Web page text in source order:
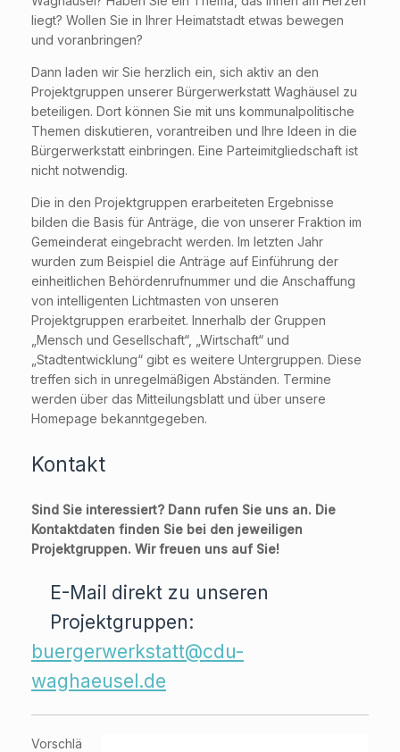
liegt? Wollen Sie in Ihrer Heimatstadt etwas bewegen
und voranbringen?
Dann laden wir Sie herzlich ein, sich aktiv an den
Projektgruppen unserer Bürgerwerkstatt Waghäusel zu
beteiligen. Dort können Sie mit uns kommunalpolitische
Themen diskutieren, vorantreiben und Ihre Ideen in die
Bürgerwerkstatt einbringen. Eine Parteimitgliedschaft ist
nicht notwendig.
Die in den Projektgruppen erarbeiteten Ergebnisse
bilden die Basis für Anträge, die von unserer Fraktion im
Gemeinderat eingebracht werden. Im letzten Jahr
wurden zum Beispiel die Anträge auf Einführung der
einheitlichen Behördenrufnummer und die Anschaffung
von intelligenten Lichtmasten von unseren
Projektgruppen erarbeitet. Innerhalb der Gruppen
„Mensch und Gesellschaft“, „Wirtschaft“ und
„Stadtentwicklung“ gibt es weitere Untergruppen. Diese
treffen sich in unregelmäßigen Abständen. Termine
werden über das Mitteilungsblatt und über unsere
Homepage bekanntgegeben.
Kontakt
Sind Sie interessiert? Dann rufen Sie uns an. Die
Kontaktdaten finden Sie bei den jeweiligen
Projektgruppen. Wir freuen uns auf Sie!
E-Mail direkt zu unseren
Projektgruppen:
buergerwerkstatt@cdu-
waghaeusel.de
Vorschlä